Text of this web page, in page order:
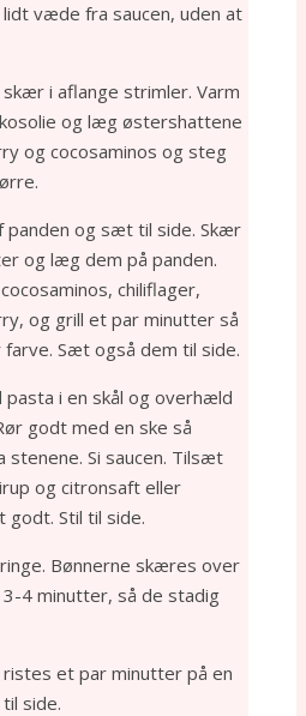
væde fra saucen, uden at
i aflange strimler. Varm
og læg østershattene
og cocosaminos og steg
panden og sæt til side. Skær
og læg dem på panden.
chiliflager,
og grill et par minutter så
Sæt også dem til side.
i en skål og overhæld
godt med en ske så
stenene. Si saucen. Tilsæt
og citronsaft eller
godt. Stil til side.
Bønnerne skæres over
4 minutter, så de stadig
et par minutter på en
side.